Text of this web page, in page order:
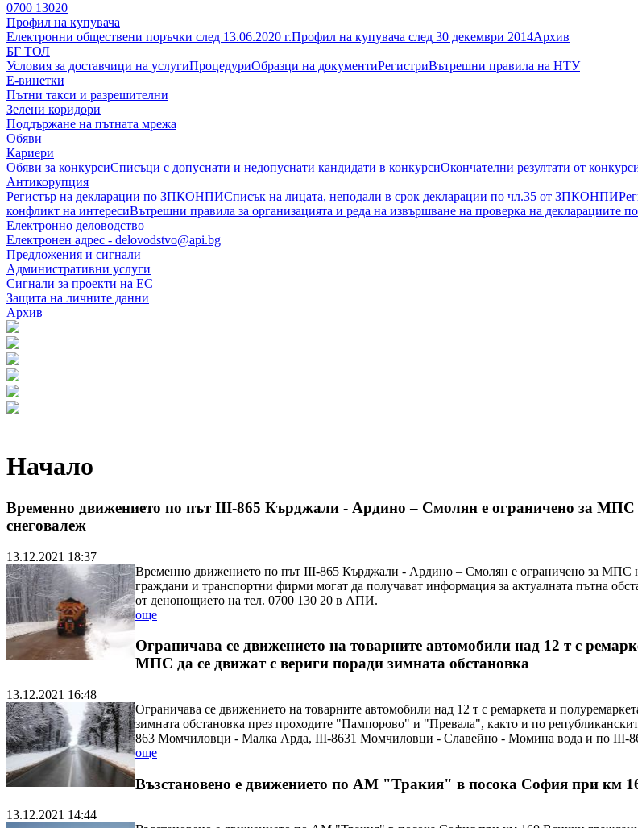
0700 13020
Профил на купувача
Електронни обществени поръчки след 13.06.2020 г.Профил на купувача след 30 декември 2014Архив
БГ ТОЛ
Условия за доставчици на услугиПроцедуриОбразци на документиРегистриВътрешни правила на НТУ
Е-винетки
Пътни такси и разрешителни
Зелени коридори
Поддържане на пътната мрежа
Обяви
Кариери
Обяви за конкурсиСписъци с допуснати и недопуснати кандидати в конкурсиОкончателни резултати от
Антикорупция
Регистър на декларации по ЗПКОНПИСписък на лицата, неподали в срок декларации по чл.35 от ЗПКОНПИ
конфликт на интересиВътрешни правила за организацията и реда на извършване на проверка на
Електронно деловодство
Електронен адрес - delovodstvo@api.bg
Предложения и сигнали
Административни услуги
Сигнали за проекти на ЕС
Защита на личните данни
Архив
Начало
Временно движението по път III-865 Кърджали - Ардино – Смолян е ограничено за МПС
снеговалеж
13.12.2021 18:37
Временно движението по път III-865 Кърджали - Ардино – Смолян е ограничено за МПС
граждани и транспортни фирми могат да получават информация за актуалната пътна
от денонощието на тел. 0700 130 20 в АПИ.
още
Ограничава се движението на товарните автомобили над 12 т с
МПС да се движат с вериги поради зимната обстановка
13.12.2021 16:48
Ограничава се движението на товарните автомобили над 12 т с ремаркета и
зимната обстановка през проходите "Пампорово" и "Превала", както и по
863 Момчиловци - Малка Арда, III-8631 Момчиловци - Славейно - Момина вода и по III-
още
Възстановено е движението по АМ "Тракия" в посока София при км
13.12.2021 14:44